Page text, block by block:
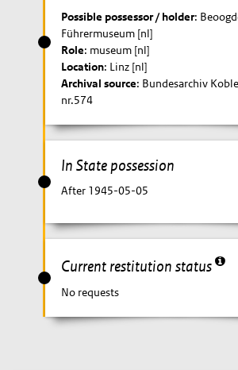
Possible possessor / holder:
Führermuseum [nl]
Role: museum [nl]
Location: Linz [nl]
Archival source: Bundesarchiv
nr.574
In State possession
After 1945-05-05
Current restitution status
No requests